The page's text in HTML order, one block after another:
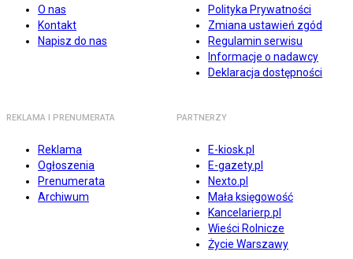
O nas
Kontakt
Napisz do nas
Polityka Prywatności
Zmiana ustawień zgód
Regulamin serwisu
Informacje o nadawcy
Deklaracja dostępności
REKLAMA I PRENUMERATA
Reklama
Ogłoszenia
Prenumerata
Archiwum
PARTNERZY
E-kiosk.pl
E-gazety.pl
Nexto.pl
Mała księgowość
Kancelarierp.pl
Wieści Rolnicze
Życie Warszawy